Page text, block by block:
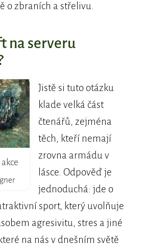
o zbraních a střelivu.
na serveru
Jistě si tuto otázku
klade velká část
čtenářů, zejména
těch, kteří nemají
zrovna armádu v
lásce. Odpověď je
jednoduchá: jde o
sport, který uvolňuje
agresivitu, stres a jiné
na nás v dnešním světě